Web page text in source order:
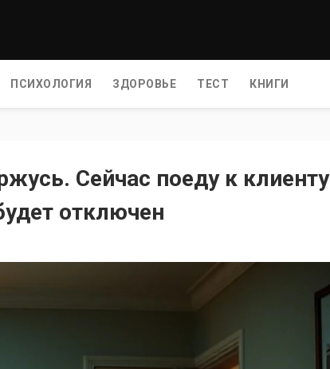
ПСИХОЛОГИЯ ЗДОРОВЬЕ ТЕСТ КНИГИ
Сейчас поеду к клиенту
отключен